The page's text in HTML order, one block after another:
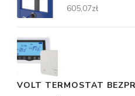
605,07zł
VOLT TERMOSTAT